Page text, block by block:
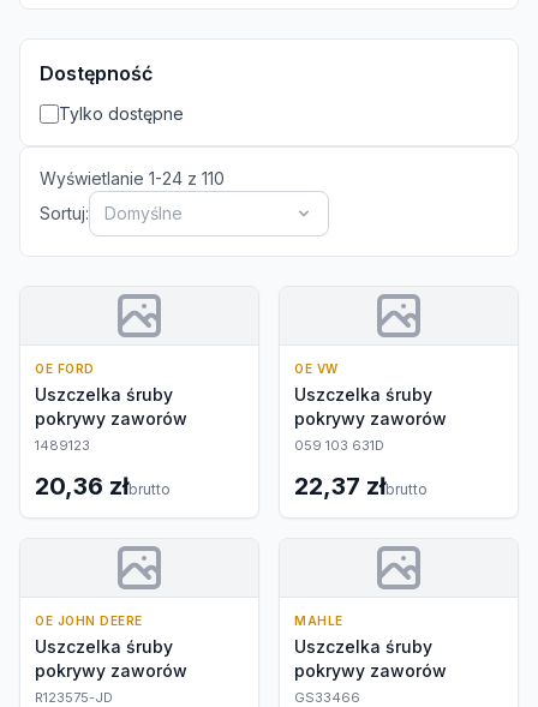
Dostępność
Tylko dostępne
Wyświetlanie 1-24 z 110
Sortuj:
Domyślne
OE FORD
Uszczelka śruby
pokrywy zaworów
1489123
20,36 złbrutto
OE VW
Uszczelka śruby
pokrywy zaworów
059 103 631D
22,37 złbrutto
OE JOHN DEERE
Uszczelka śruby
pokrywy zaworów
R123575-JD
MAHLE
Uszczelka śruby
pokrywy zaworów
GS33466